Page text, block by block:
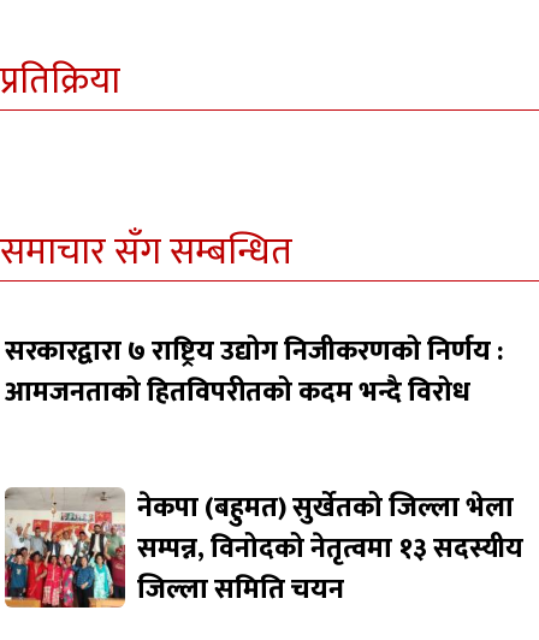
प्रतिक्रिया
समाचार सँग सम्बन्धित
सरकारद्वारा ७ राष्ट्रिय उद्योग निजीकरणको निर्णय :
आमजनताको हितविपरीतको कदम भन्दै विरोध
नेकपा (बहुमत) सुर्खेतको जिल्ला भेला
सम्पन्न, विनोदको नेतृत्वमा १३ सदस्यीय
जिल्ला समिति चयन